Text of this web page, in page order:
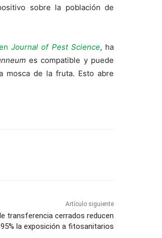
sobre la población de
Journal of Pest Science, ha
es compatible y puede
mosca de la fruta. Esto abre
Artículo siguiente
transferencia cerrados reducen
la exposición a fitosanitarios